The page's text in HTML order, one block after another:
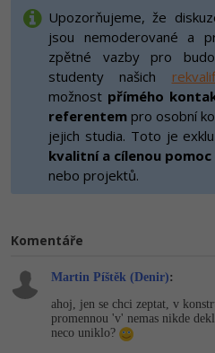
Datová analýza v
Základy
Objektové
Umělá inteligence
HTML5, CSS3,
UML a návrhové vzory
React
Školení dle
C# .NET
Java
PHP
HTML / CSS
UML a návrhové
Senior programátor
Front-end developer
Vývojář mobilních
Specialista na AI a
Tester
Systémový
Jak začít?
Java -80%
C#.NET -80%
Python -80%
JavaScript
Swift -80%
-80%
Upozorňujeme, že
jsou nemoderované a
zpětné vazby pro
studenty našich
možnost přímého
referentem pro osobní
jejich studia. Toto je
kvalitní a cílenou pomoc
nebo projektů.
Komentáře
Martin Píštěk (Denir):
ahoj, jen se chci zeptat, v
promennou 'v' nemas nikde
neco uniklo?